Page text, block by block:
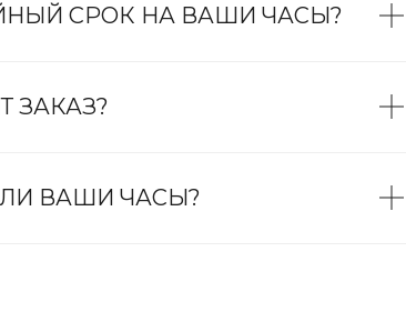
СРОК НА ВАШИ ЧАСЫ?
ЗАКАЗ?
ВАШИ ЧАСЫ?